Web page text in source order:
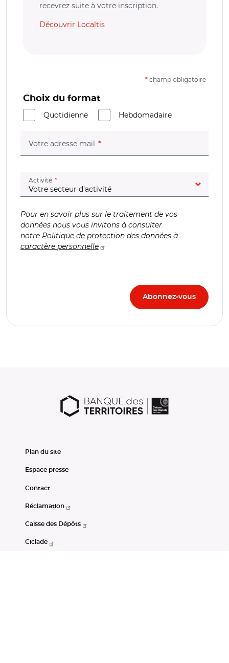
recevrez suite à votre inscription.
Découvrir Localtis
* champ obligatoire
Choix du format
Quotidienne
Hebdomadaire
Votre adresse mail (champ obligatoire)
Activité (champ obligatoire)
Pour en savoir plus sur le traitement de vos
données nous vous invitons à consulter
notre Politique de protection des données à
caractère personnelle
Plan du site
Espace presse
Contact
Réclamation
Caisse des Dépôts
Ciclade